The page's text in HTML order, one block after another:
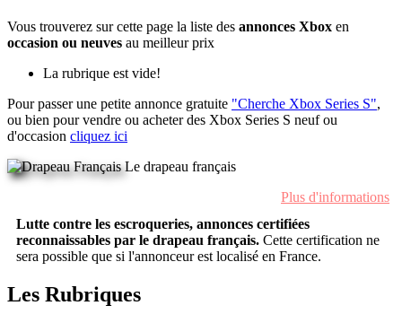
Vous trouverez sur cette page la liste des annonces Xbox en
occasion ou neuves au meilleur prix
La rubrique est vide!
Pour passer une petite annonce gratuite "Cherche Xbox Series S",
ou bien pour vendre ou acheter des Xbox Series S neuf ou
d'occasion cliquez ici
Le drapeau français
Plus d'informations
Lutte contre les escroqueries, annonces certifiées
reconnaissables par le drapeau français. Cette certification ne
sera possible que si l'annonceur est localisé en France.
Les Rubriques